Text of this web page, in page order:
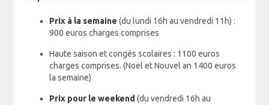
Prix à la semaine (du lundi 16h au vendredi 11h) :
900 euros charges comprises
Haute saison et congés scolaires : 1100 euros
charges comprises. (Noël et Nouvel an 1400 euros
la semaine)
Prix pour le weekend(du vendredi 16h au